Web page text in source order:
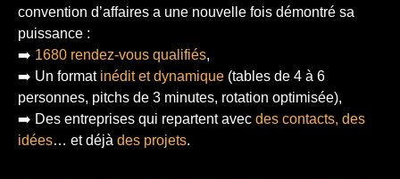
convention d’affaires a une nouvelle fois démontré sa
puissance :
➡️ 1680 rendez-vous qualifiés,
➡️ Un format inédit et dynamique (tables de 4 à 6
personnes, pitchs de 3 minutes, rotation optimisée),
➡️ Des entreprises qui repartent avec des contacts, des
idées… et déjà des projets.